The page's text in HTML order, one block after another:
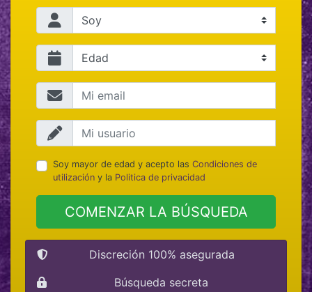
Soy mayor de edad y acepto las Condiciones de
utilización y la Politica de privacidad
COMENZAR LA BÚSQUEDA
Discreción 100% asegurada
Búsqueda secreta